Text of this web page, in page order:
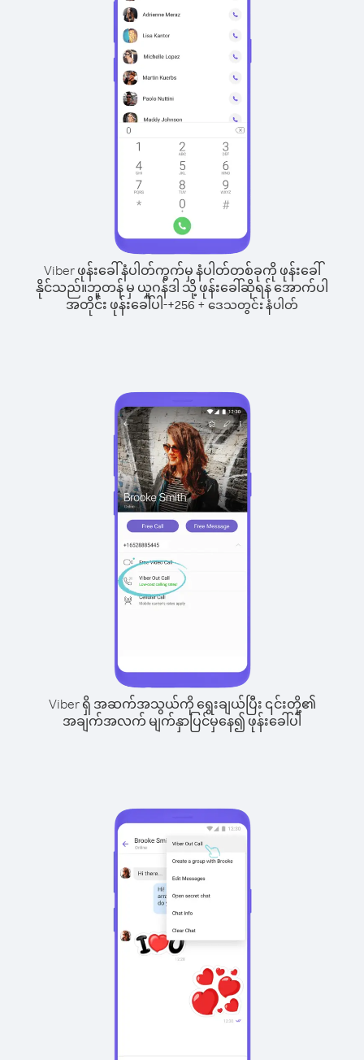
Viber ဖုန်းခေါ်နံပါတ်ကွက်မှ နံပါတ်တစ်ခုကို ဖုန်းခေါ်
နိုင်သည်။ဘူတန် မှ ယူဂန်ဒါ သို့ ဖုန်းခေါ်ဆိုရန် အောက်ပါ
အတိုင်း ဖုန်းခေါ်ပါ-+256 +ဒေသတွင်း နံပါတ်
Viber ရှိ အဆက်အသွယ်ကို ရွေးချယ်ပြီး ၎င်းတို့၏
အချက်အလက် မျက်နှာပြင်မှနေ၍ ဖုန်းခေါ်ပါ